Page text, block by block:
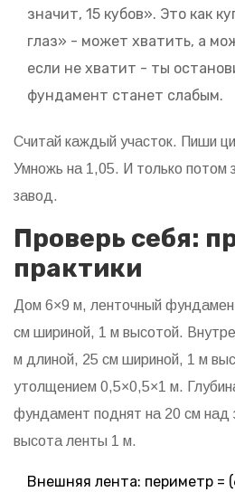
значит, 15 кубов». Это как
глаз» - может хватить, а
если не хватит - ты
фундамент станет слабым.
Считай каждый участок. Пиши
Умножь на 1,05. И только потом
завод.
Проверь себя:
практики
Дом 6×9 м, ленточный
см шириной, 1 м высотой.
м длиной, 25 см шириной, 1 м
утолщением 0,5×0,5×1 м.
фундамент поднят на 20 см над
высота ленты 1 м.
Внешняя лента: периметр =